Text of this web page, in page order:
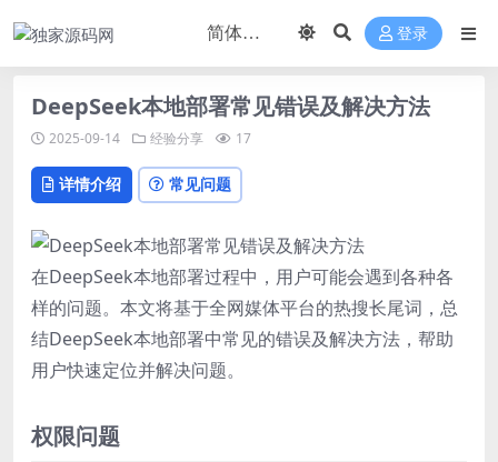
登录
DeepSeek本地部署常见错误及解决方法
2025-09-14 经验分享 17
详情介绍 常见问题
在DeepSeek本地部署过程中，用户可能会遇到各种各
样的问题。本文将基于全网媒体平台的热搜长尾词，总
结DeepSeek本地部署中常见的错误及解决方法，帮助
用户快速定位并解决问题。
权限问题